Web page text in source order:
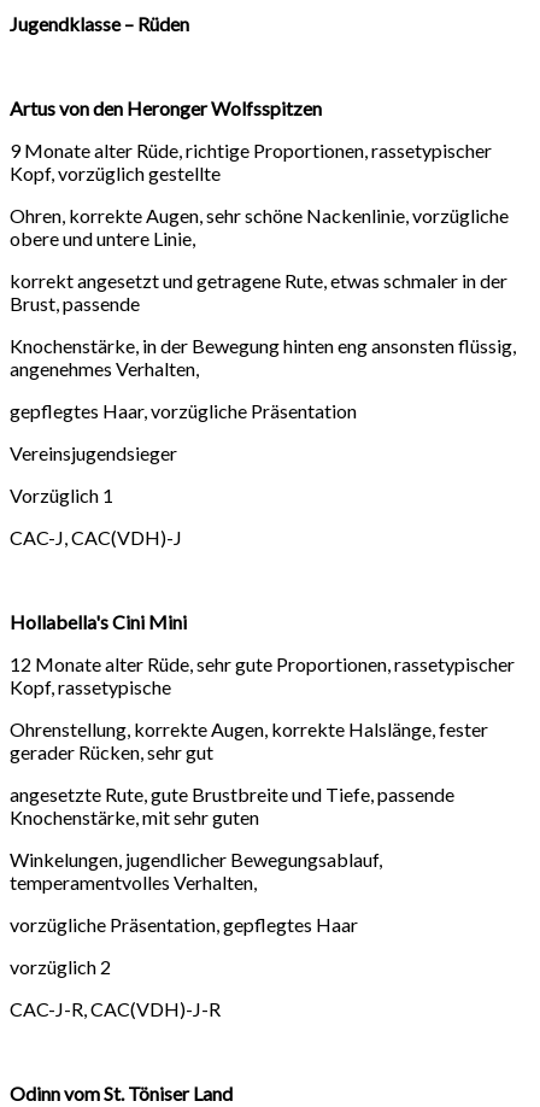
Jugendklasse – Rüden
Artus von den Heronger Wolfsspitzen
9 Monate alter Rüde, richtige Proportionen, rassetypischer
Kopf, vorzüglich gestellte
Ohren, korrekte Augen, sehr schöne Nackenlinie, vorzügliche
obere und untere Linie,
korrekt angesetzt und getragene Rute, etwas schmaler in der
Brust, passende
Knochenstärke, in der Bewegung hinten eng ansonsten flüssig,
angenehmes Verhalten,
gepflegtes Haar, vorzügliche Präsentation
Vereinsjugendsieger
Vorzüglich 1
CAC-J, CAC(VDH)-J
Hollabella's Cini Mini
12 Monate alter Rüde, sehr gute Proportionen, rassetypischer
Kopf, rassetypische
Ohrenstellung, korrekte Augen, korrekte Halslänge, fester
gerader Rücken, sehr gut
angesetzte Rute, gute Brustbreite und Tiefe, passende
Knochenstärke, mit sehr guten
Winkelungen, jugendlicher Bewegungsablauf,
temperamentvolles Verhalten,
vorzügliche Präsentation, gepflegtes Haar
vorzüglich 2
CAC-J-R, CAC(VDH)-J-R
Odinn vom St. Töniser Land